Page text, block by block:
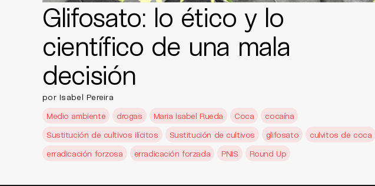
Glifosato: lo ético y lo
científico de una mala
decisión
por Isabel Pereira
Medio ambiente
drogas Maria Isabel Rueda Coca
cocaína
Sustitución de cultivos ilícitos
Sustitución de cultivos glifosato
culvitos de coca
erradicación forzosa
erradicación forzada PNIS Round Up